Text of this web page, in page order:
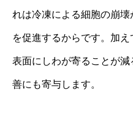
れは冷凍による細胞の崩
を促進するからです。加
表面にしわが寄ることが
善にも寄与します。